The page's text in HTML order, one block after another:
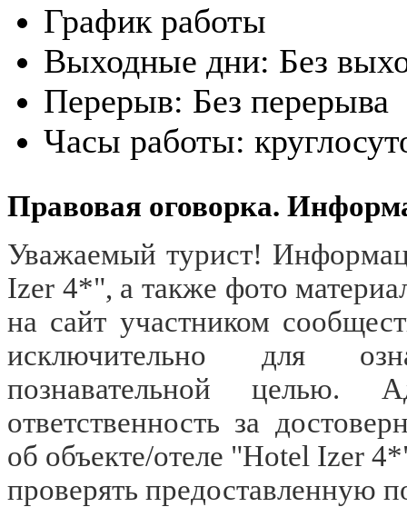
График работы
Выходные дни: Без
Перерыв: Без перерыва
Часы работы:
Правовая оговорка.
Уважаемый турист!
Izer 4*", а также фото
на сайт участником
исключительно для
познавательной целью.
ответственность за
об объекте/отеле "Hotel Izer
проверять предоставленную